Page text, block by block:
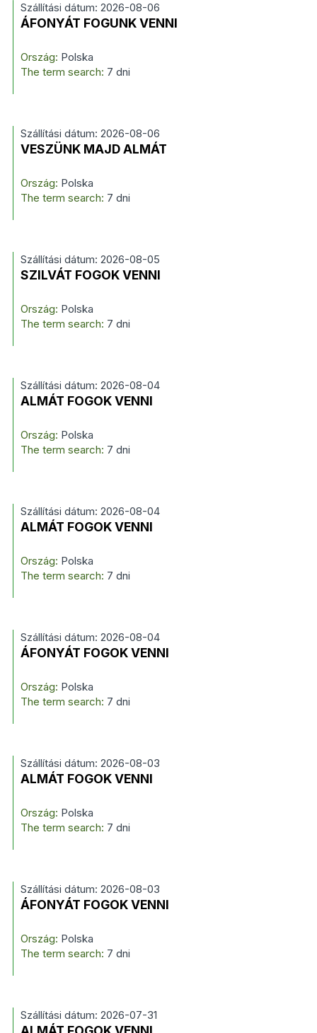
Szállítási dátum: 2026-08-06
ÁFONYÁT FOGUNK VENNI
Ország: Polska
The term search: 7 dni
Szállítási dátum: 2026-08-06
VESZÜNK MAJD ALMÁT
Ország: Polska
The term search: 7 dni
Szállítási dátum: 2026-08-05
SZILVÁT FOGOK VENNI
Ország: Polska
The term search: 7 dni
Szállítási dátum: 2026-08-04
ALMÁT FOGOK VENNI
Ország: Polska
The term search: 7 dni
Szállítási dátum: 2026-08-04
ALMÁT FOGOK VENNI
Ország: Polska
The term search: 7 dni
Szállítási dátum: 2026-08-04
ÁFONYÁT FOGOK VENNI
Ország: Polska
The term search: 7 dni
Szállítási dátum: 2026-08-03
ALMÁT FOGOK VENNI
Ország: Polska
The term search: 7 dni
Szállítási dátum: 2026-08-03
ÁFONYÁT FOGOK VENNI
Ország: Polska
The term search: 7 dni
Szállítási dátum: 2026-07-31